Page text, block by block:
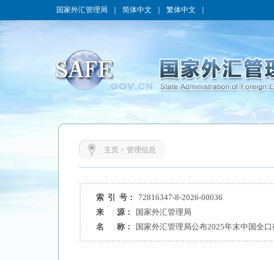
国家外汇管理局 简体中文 繁体中文
主页> 管理信息
索 引 号：
72816347-8-2026-00036
来 源：
国家外汇管理局
名 称：
国家外汇管理局公布2025年末中国全